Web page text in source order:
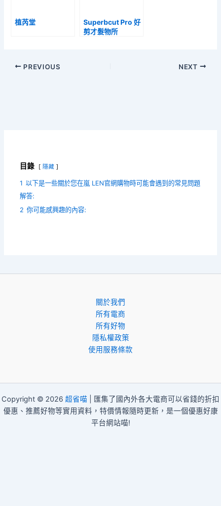
植芮堂
Superbcut Pro 好
剪才髮物所
PREVIOUS NEXT
目錄 隱藏
1 以下是一些關於您在嵐 LEN官網購物時可能會遇到的常見問題
解答:
2 你可能感興趣的內容:
關於我們
所有電商
所有好物
隱私權政策
使用服務條款
Copyright © 2026 超省喵 | 匯集了國內外各大電商可以省錢的折扣
優惠、推薦好物等實用資料，特價情報隨時更新，是一個優惠好康
平台網站喵!